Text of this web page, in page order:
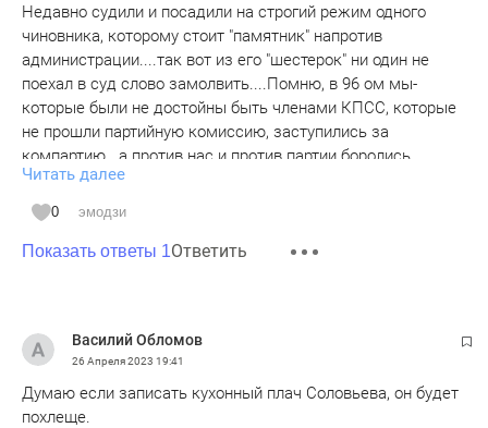
Недавно судили и посадили на строгий режим одного
чиновника, которому стоит "памятник" напротив
администрации....так вот из его "шестерок" ни один не
поехал в суд слово замолвить....Помню, в 96 ом мы-
которые были не достойны быть членами КПСС, которые
не прошли партийную комиссию, заступились за
компартию...а против нас и против партии боролись
откровенно секретари райкомов и инструктора...которые
сегодня подались в муллы!
Вы тут в БО недавно писали о предыдущем разговоре
завсегдатаев Кремлевских приемов ...так они и сегодня
Читать далее
0 эмодзи
Показать ответы 1Ответить
Василий Обломов
26 Апреля 2023 19:41
Думаю если записать кухонный плач Соловьева, он будет
похлеще.